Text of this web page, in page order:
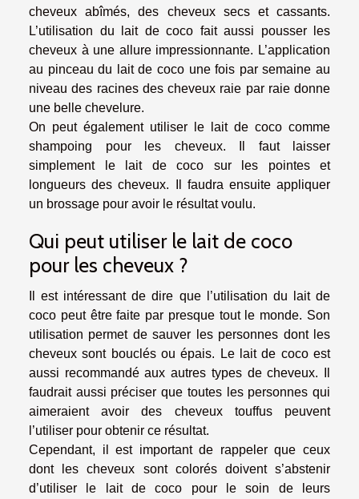
cheveux abîmés, des cheveux secs et cassants.
L’utilisation du lait de coco fait aussi pousser les
cheveux à une allure impressionnante. L’application
au pinceau du lait de coco une fois par semaine au
niveau des racines des cheveux raie par raie donne
une belle chevelure.
On peut également utiliser le lait de coco comme
shampoing pour les cheveux. Il faut laisser
simplement le lait de coco sur les pointes et
longueurs des cheveux. Il faudra ensuite appliquer
un brossage pour avoir le résultat voulu.
Qui peut utiliser le lait de coco
pour les cheveux ?
Il est intéressant de dire que l’utilisation du lait de
coco peut être faite par presque tout le monde. Son
utilisation permet de sauver les personnes dont les
cheveux sont bouclés ou épais. Le lait de coco est
aussi recommandé aux autres types de cheveux. Il
faudrait aussi préciser que toutes les personnes qui
aimeraient avoir des cheveux touffus peuvent
l’utiliser pour obtenir ce résultat.
Cependant, il est important de rappeler que ceux
dont les cheveux sont colorés doivent s’abstenir
d’utiliser le lait de coco pour le soin de leurs